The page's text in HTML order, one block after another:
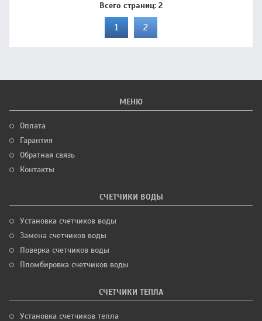
Всего страниц: 2
1 2
МЕНЮ
Оплата
Гарантия
Обратная связь
Контакты
СЧЕТЧИКИ ВОДЫ
Установка счетчиков воды
Замена счетчиков воды
Поверка счетчиков воды
Пломбировка счетчиков воды
СЧЕТЧИКИ ТЕПЛА
Установка счетчиков тепла